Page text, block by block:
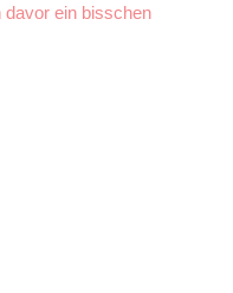
davor ein bisschen